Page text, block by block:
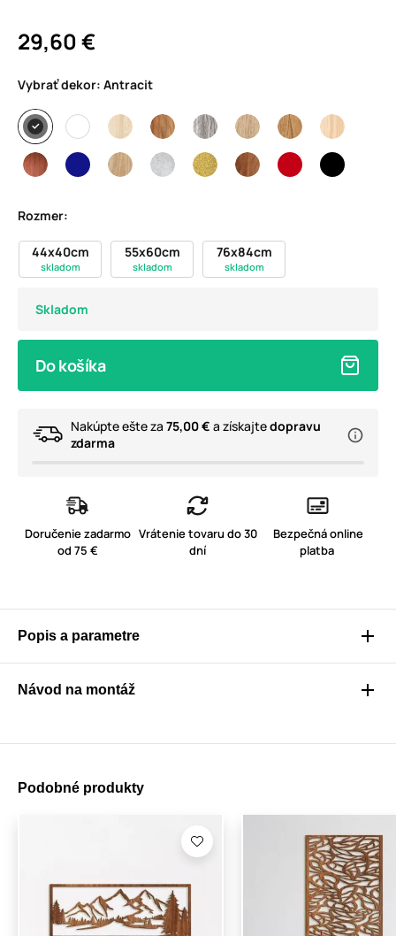
29,60 €
Vybrať dekor: Antracit
Rozmer:
44x40cm
skladom
55x60cm
skladom
76x84cm
skladom
Skladom
Do košíka
Nakúpte ešte za 75,00 € a získajtedopravu
zdarma
Doručenie zadarmo
od 75 €
Vrátenie tovaru do 30
dní
Bezpečná online
platba
Popis a parametre
Návod na montáž
Podobné produkty